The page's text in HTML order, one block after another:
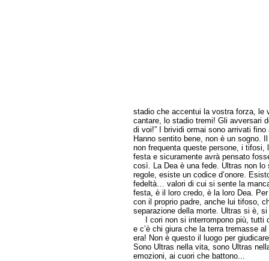
stadio che accentui la vostra forza, le
cantare, lo stadio tremi! Gli avversari
di voi!” I brividi ormai sono arrivati
Hanno sentito bene, non è un sogno.
non frequenta queste persone, i
festa e sicuramente avrà pensato
così. La Dea è una fede. Ultras non
regole, esiste un codice d’onore.
fedeltà… valori di cui si sente la
festa, è il loro credo, è la loro Dea.
con il proprio padre, anche lui tifoso,
separazione della morte. Ultras si è,
I cori non si interrompono più, tutti
e c’è chi giura che la terra tremasse
era! Non è questo il luogo per
Sono Ultras nella vita, sono Ultras
emozioni, ai cuori che battono...